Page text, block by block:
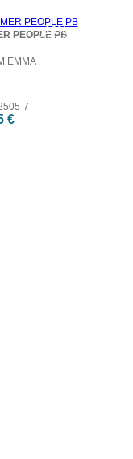
10%
έκπτωση
PEOPLE PB
EMMA
7
€